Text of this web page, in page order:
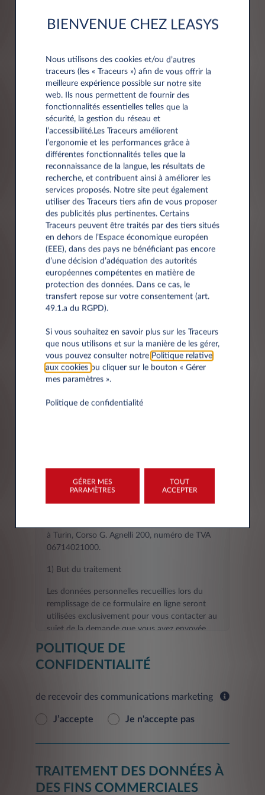
Informations société
Société*
Numéro de TVA*
Adresse
Code postal*
à Turin, Corso G. Agnelli 200, numéro de TVA
06714021000.
1) But du traitement
Les données personnelles recueillies lors du
remplissage de ce formulaire en ligne seront
utilisées exclusivement pour vous contacter au
sujet de la demande que vous avez envoyée.
La fourniture des données demandées aux fins
visées au présent point est nécessaire pour le
activités de contact et d'informations
demandées par vous.
délai de 30 jours à compter de la date de la
En outre, sur la base de votre consentement,
POLITIQUE DE
CONFIDENTIALITÉ
de recevoir des communications marketing
J’accepte Je n'accepte pas
TRAITEMENT DES DONNÉES À
DES FINS COMMERCIALES
BIENVENUE CHEZ LEASYS
Nous utilisons des cookies et/ou d’autres
traceurs (les « Traceurs ») afin de vous offrir la
meilleure expérience possible sur notre site
web. Ils nous permettent de fournir des
fonctionnalités essentielles telles que la
sécurité, la gestion du réseau et
l’accessibilité.Les Traceurs améliorent
l’ergonomie et les performances grâce à
différentes fonctionnalités telles que la
reconnaissance de la langue, les résultats de
recherche, et contribuent ainsi à améliorer les
services proposés. Notre site peut également
utiliser des Traceurs tiers afin de vous proposer
des publicités plus pertinentes. Certains
Traceurs peuvent être traités par des tiers situés
en dehors de l’Espace économique européen
(EEE), dans des pays ne bénéficiant pas encore
d’une décision d’adéquation des autorités
européennes compétentes en matière de
protection des données. Dans ce cas, le
transfert repose sur votre consentement (art.
49.1.a du RGPD).
Si vous souhaitez en savoir plus sur les Traceurs
que nous utilisons et sur la manière de les gérer,
vous pouvez consulter notre Politique relative
aux cookies ou cliquer sur le bouton « Gérer
mes paramètres ».
Politique de confidentialité
GÉRER MES
PARAMÈTRES
TOUT
ACCEPTER